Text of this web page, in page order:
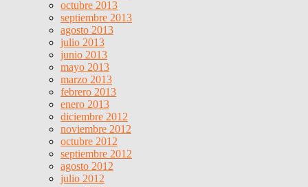
octubre 2013
septiembre 2013
agosto 2013
julio 2013
junio 2013
mayo 2013
marzo 2013
febrero 2013
enero 2013
diciembre 2012
noviembre 2012
octubre 2012
septiembre 2012
agosto 2012
julio 2012